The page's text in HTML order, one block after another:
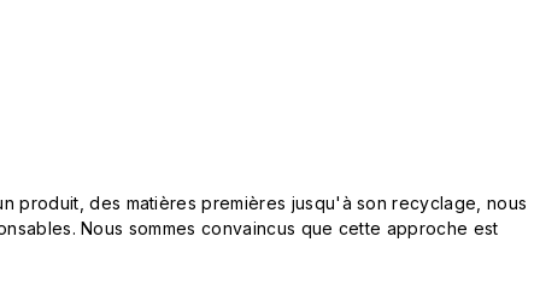
produit, des matières premières jusqu'à son recyclage, nous
Nous sommes convaincus que cette approche est